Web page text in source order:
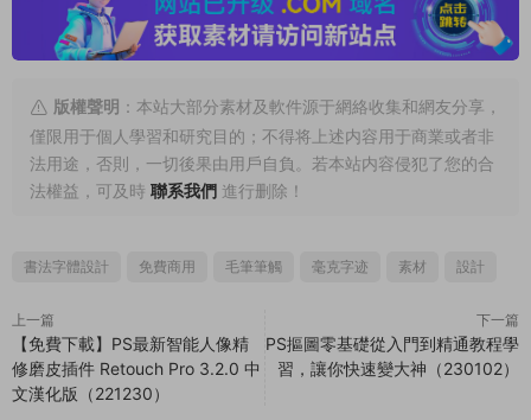
版權聲明 ：本站大部分素材及軟件源于網絡收集和網友分享，
僅限用于個人學習和研究目的；不得将上述内容用于商業或者非
法用途，否則，一切後果由用戶自負。若本站内容侵犯了您的合
法權益，可及時 聯系我們 進行删除！
書法字體設計 免費商用 毛筆筆觸 毫克字迹 素材 設計
上一篇
【免費下載】PS最新智能人像精
修磨皮插件 Retouch Pro 3.2.0 中
文漢化版（221230）
下一篇
PS摳圖零基礎從入門到精通教程學
習，讓你快速變大神（230102）